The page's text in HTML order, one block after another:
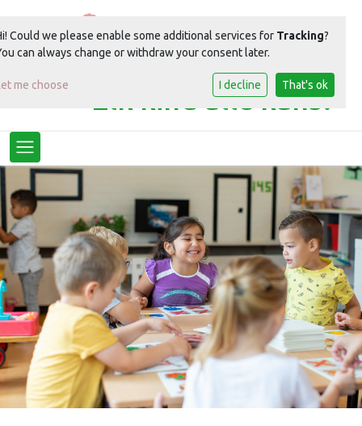
Elk kind alle kans!
Toggle navigation
Could we please enable some additional services for Tracking?
can always change or withdraw your consent later.
me choose I decline That's ok